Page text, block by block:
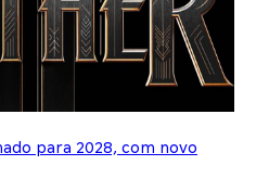
para 2028, com novo